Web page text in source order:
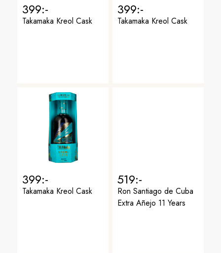
399:-
Takamaka Kreol Cask
399:-
Takamaka Kreol Cask
399:-
Takamaka Kreol Cask
519:-
Ron Santiago de Cuba
Extra Añejo 11 Years